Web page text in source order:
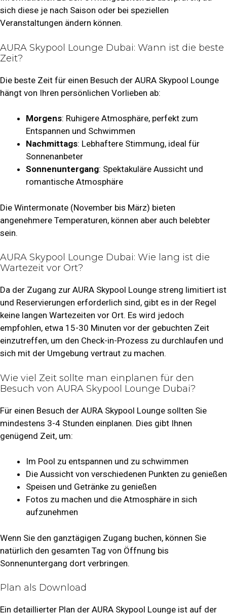
sich diese je nach Saison oder bei speziellen
Veranstaltungen ändern können.
AURA Skypool Lounge Dubai: Wann ist die beste
Zeit?
Die beste Zeit für einen Besuch der AURA Skypool Lounge
hängt von Ihren persönlichen Vorlieben ab:
Morgens: Ruhigere Atmosphäre, perfekt zum
Entspannen und Schwimmen
Nachmittags: Lebhaftere Stimmung, ideal für
Sonnenanbeter
Sonnenuntergang: Spektakuläre Aussicht und
romantische Atmosphäre
Die Wintermonate (November bis März) bieten
angenehmere Temperaturen, können aber auch belebter
sein.
AURA Skypool Lounge Dubai: Wie lang ist die
Wartezeit vor Ort?
Da der Zugang zur AURA Skypool Lounge streng limitiert ist
und Reservierungen erforderlich sind, gibt es in der Regel
keine langen Wartezeiten vor Ort. Es wird jedoch
empfohlen, etwa 15-30 Minuten vor der gebuchten Zeit
einzutreffen, um den Check-in-Prozess zu durchlaufen und
sich mit der Umgebung vertraut zu machen.
Wie viel Zeit sollte man einplanen für den
Besuch von AURA Skypool Lounge Dubai?
Für einen Besuch der AURA Skypool Lounge sollten Sie
mindestens 3-4 Stunden einplanen. Dies gibt Ihnen
genügend Zeit, um:
Im Pool zu entspannen und zu schwimmen
Die Aussicht von verschiedenen Punkten zu genießen
Speisen und Getränke zu genießen
Fotos zu machen und die Atmosphäre in sich
aufzunehmen
Wenn Sie den ganztägigen Zugang buchen, können Sie
natürlich den gesamten Tag von Öffnung bis
Sonnenuntergang dort verbringen.
Plan als Download
Ein detaillierter Plan der AURA Skypool Lounge ist auf der